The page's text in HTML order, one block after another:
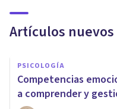
Artículos nuevos
PSICOLOGÍA
Competencias
a comprender y